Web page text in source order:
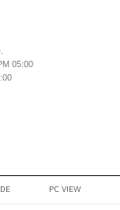
05:00
PC VIEW